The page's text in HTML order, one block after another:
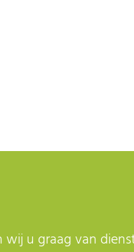
wij u graag van